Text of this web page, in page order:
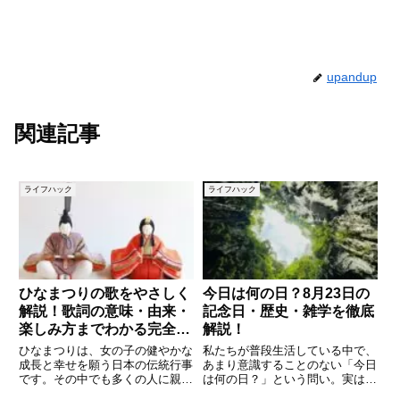
upandup
関連記事
ライフハック
ひなまつりの歌をやさしく
解説！歌詞の意味・由来・
楽しみ方までわかる完全ガ
イド
ひなまつりは、女の子の健やかな
成長と幸せを願う日本の伝統行事
です。その中でも多くの人に親し
ライフハック
今日は何の日？8月23日の
記念日・歴史・雑学を徹底
解説！
私たちが普段生活している中で、
あまり意識することのない「今日
は何の日？」という問い。実は、